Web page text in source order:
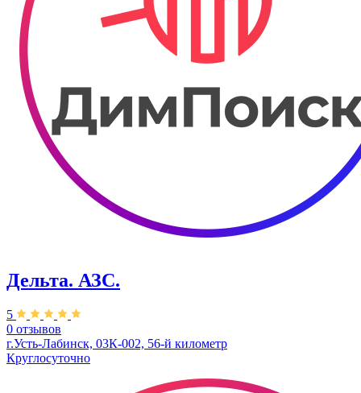
Дельта. АЗС.
5
0 отзывов
г.Усть-Лабинск, 03К-002, 56-й километр
Круглосуточно